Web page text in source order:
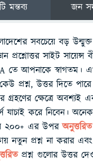
টি মন্তব্য জন
সবচেয়ে বড় উন্মুক্ত
প্রশ্নোত্তর সাইট সায়েন্স
তে আপনাকে স্বাগতম।
প্রশ্ন, উত্তর দিতে
গ্রহণের ক্ষেত্রে অবশ্যই
যাচাই করে নিবেন।
২০০+ এর উপরঅনুত্তরিত
নতুন প্রশ্ন না করার এবং
প্রশ্ন গুলোর উত্তর